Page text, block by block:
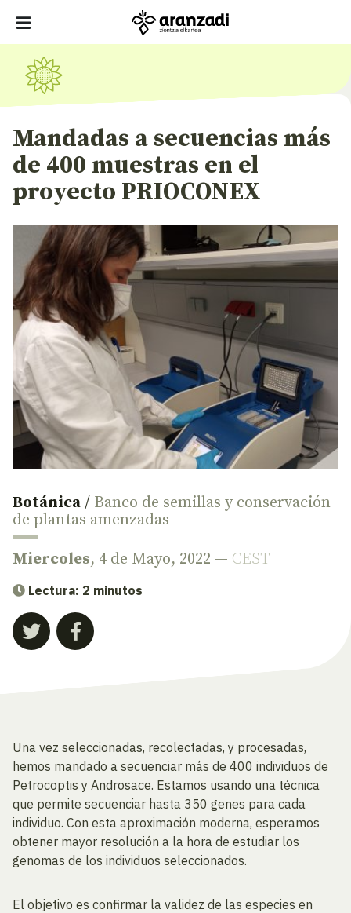
Mandadas a secuencias más
de 400 muestras en el
proyecto PRIOCONEX
Botánica / Banco de semillas y conservación
de plantas amenzadas
Miercoles, 4 de Mayo, 2022 — CEST
Lectura: 2 minutos
Una vez seleccionadas, recolectadas, y procesadas,
hemos mandado a secuenciar más de 400 individuos de
Petrocoptis y Androsace. Estamos usando una técnica
que permite secuenciar hasta 350 genes para cada
individuo. Con esta aproximación moderna, esperamos
obtener mayor resolución a la hora de estudiar los
genomas de los individuos seleccionados.
El objetivo es confirmar la validez de las especies en